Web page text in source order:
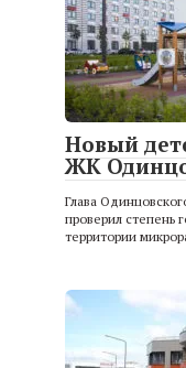
Новый
ЖК
Глава
проверил степень
территории